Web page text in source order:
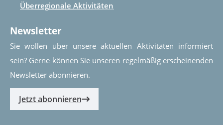
Überregionale Aktivitäten
Newsletter
Sie wollen über unsere aktuellen Aktivitäten informiert
sein? Gerne können Sie unseren regelmäßig erscheinenden
Newsletter abonnieren.
Jetzt abonnieren